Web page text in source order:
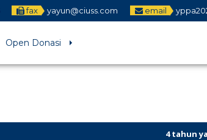
fax yayun@ciuss.com email
Open Donasi
4 tahun yang lalu/ Being